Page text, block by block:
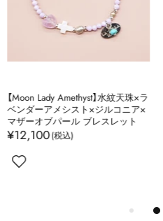
【Moon Lady Amethyst】水紋天珠×ラ
ベンダーアメシスト×ジルコニア×
マザーオブパール ブレスレット
¥12,100